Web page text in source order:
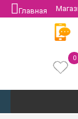
Главная
0